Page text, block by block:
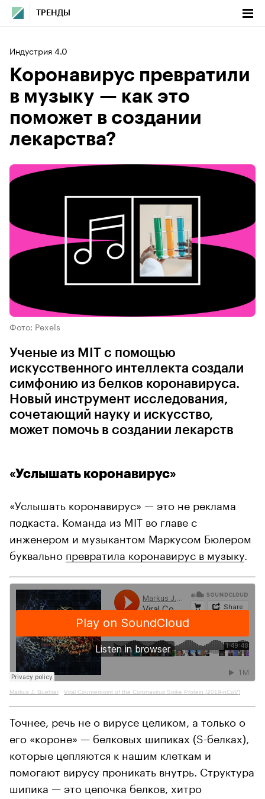
ТРЕНДЫ
Индустрия 4.0
Коронавирус превратили
в музыку — как это
поможет в создании
лекарства?
Фото: Pexels
Ученые из MIT с помощью
искусственного интеллекта создали
симфонию из белков коронавируса.
Новый инструмент исследования,
сочетающий науку и искусство,
может помочь в создании лекарств
«Услышать коронавирус»
«Услышать коронавирус» — это не реклама
подкаста. Команда из MIT во главе с
инженером и музыкантом Маркусом Бюлером
буквально превратила коронавирус в музыку
Markus J. Buehler · Viral Counterpoint of the Coronavirus Spike Protein (2019-nCoV)
Точнее, речь не о вирусе целиком, а только о
его «короне» — белковых шипиках (S-белках),
которые цепляются к нашим клеткам и
помогают вирусу проникать внутрь. Структура
шипика — это цепочка белков, хитро